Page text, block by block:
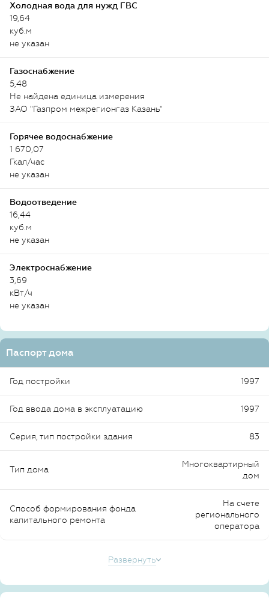
Холодная вода для нужд ГВС
19,64
куб.м
не указан
Газоснабжение
5,48
Не найдена единица измерения
ЗАО "Газпром межрегионгаз Казань"
Горячее водоснабжение
1 670,07
Гкал/час
не указан
Водоотведение
16,44
куб.м
не указан
Электроснабжение
3,69
кВт/ч
не указан
Паспорт дома
Год постройки 1997
Год ввода дома в эксплуатацию 1997
Серия, тип постройки здания 83
Тип дома
Многоквартирный
дом
Способ формирования фонда
капитального ремонта
На счете
регионального
оператора
Развернуть